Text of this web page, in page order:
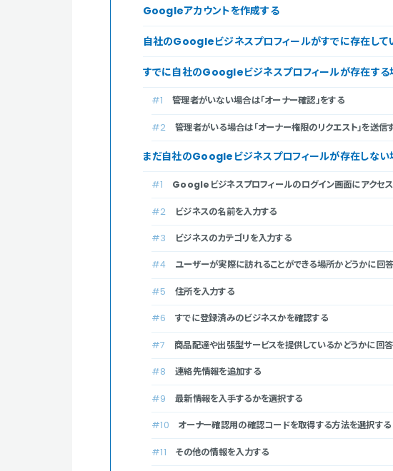
Googleアカウントを作成する
自社のGoogleビジネスプロフィールがすでに存在して
すでに自社のGoogleビジネスプロフィールが存在す
管理者がいない場合は「オーナー確認」をする
管理者がいる場合は「オーナー権限のリクエスト」を送信
まだ自社のGoogleビジネスプロフィールが存在しな
Googleビジネスプロフィールのログイン画面にアクセ
ビジネスの名前を入力する
ビジネスのカテゴリを入力する
ユーザーが実際に訪れることができる場所かどうかに回
住所を入力する
すでに登録済みのビジネスかを確認する
商品配達や出張型サービスを提供しているかどうかに回
連絡先情報を追加する
最新情報を入手するかを選択する
オーナー確認用の確認コードを取得する方法を選択する
その他の情報を入力する